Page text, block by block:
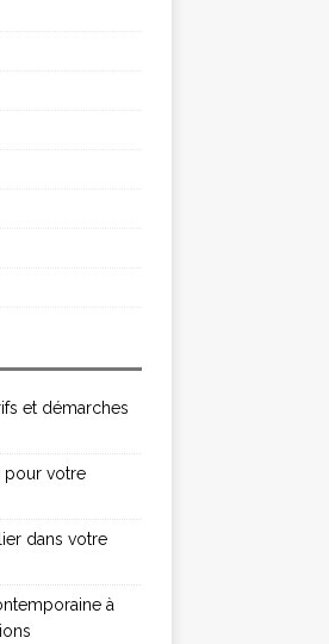
et démarches
pour votre
dans votre
à